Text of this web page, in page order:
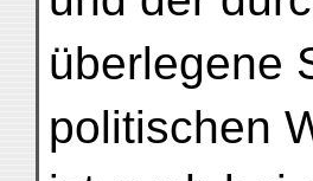
überlegene
politischen